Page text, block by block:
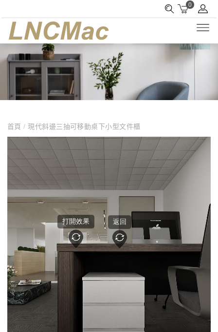
0
首頁/ 現代斜邊三抽可移動桌下小型文件櫃